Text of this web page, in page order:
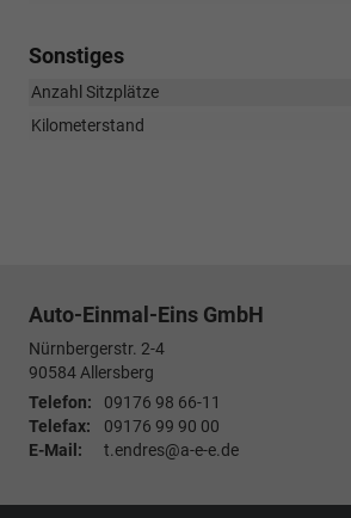
Sonstiges
Anzahl Sitzplätze
Kilometerstand
Auto-Einmal-Eins GmbH
Nürnbergerstr. 2-4
90584Allersberg
Telefon:
09176 98 66-11
Telefax:
09176 99 90 00
E-Mail:
t.endres@a-e-e.de